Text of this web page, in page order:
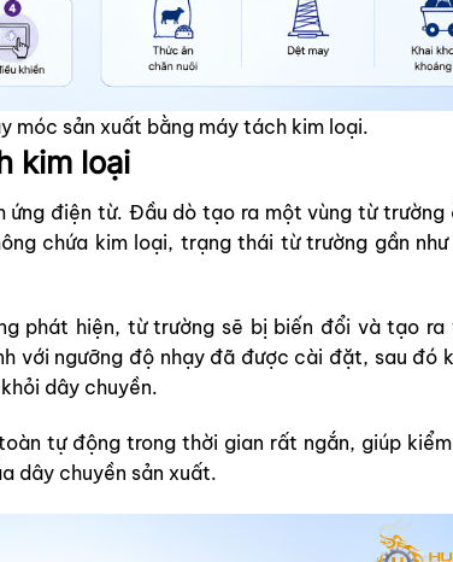
móc sản xuất bằng máy tách kim loại.
kim loại
điện từ. Đầu dò tạo ra một vùng từ trường
chứa kim loại, trạng thái từ trường gần
phát hiện, từ trường sẽ bị biến đổi và tạo ra
với ngưỡng độ nhạy đã được cài đặt, sau đó
dây chuyền.
tự động trong thời gian rất ngắn, giúp
dây chuyền sản xuất.